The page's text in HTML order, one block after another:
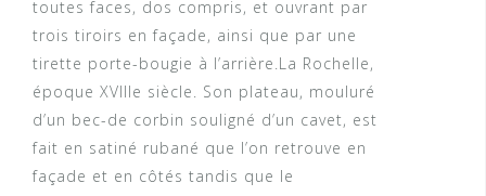
toutes faces, dos compris, et ouvrant par
trois tiroirs en façade, ainsi que par une
tirette porte-bougie à l’arrière.La Rochelle,
époque XVIIIe siècle. Son plateau, mouluré
d’un bec-de corbin souligné d’un cavet, est
fait en satiné rubané que l’on retrouve en
façade et en côtés tandis que le